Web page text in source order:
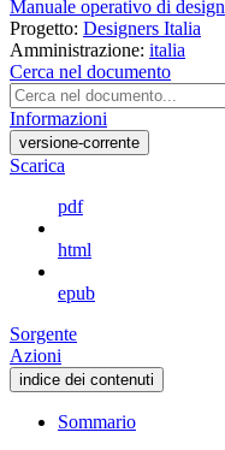
Manuale operativo di design
Progetto: Designers Italia
Amministrazione: italia
Cerca nel documento
Informazioni
versione-corrente
Scarica
pdf
html
epub
Sorgente
Azioni
indice dei contenuti
Sommario